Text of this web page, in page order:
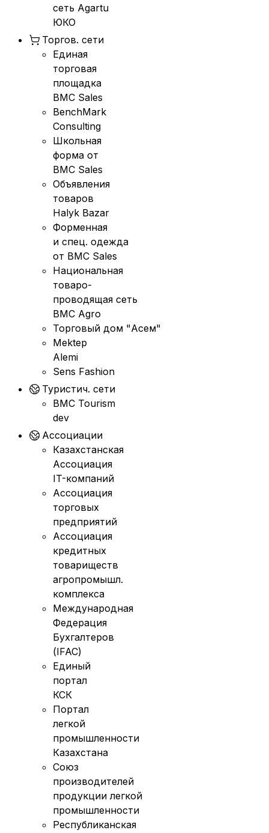
сеть Agartu
ЮКО
Торгов. сети
Единая
торговая
площадка
BMC Sales
BenchMark
Consulting
Школьная
форма от
BMC Sales
Объявления
товаров
Halyk Bazar
Форменная
и спец. одежда
от BMC Sales
Национальная
товаро-
проводящая сеть
BMC Agro
Торговый дом "Асем"
Mektep
Alemi
Sens Fashion
Туристич. сети
BMC Tourism
dev
Ассоциации
Казахстанская
Ассоциация
IT-компаний
Ассоциация
торговых
предприятий
Ассоциация
кредитных
товариществ
агропромышл.
комплекса
Международная
Федерация
Бухгалтеров
(IFAC)
Единый
портал
КСК
Портал
легкой
промышленности
Казахстана
Союз
производителей
продукции легкой
промышленности
Республиканская